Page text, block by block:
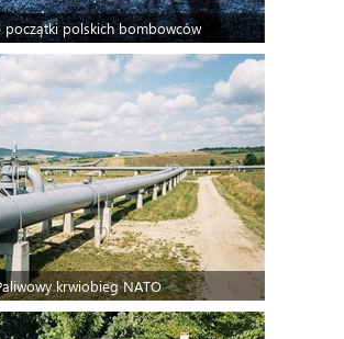
początki polskich bombowców
krwiobieg NATO